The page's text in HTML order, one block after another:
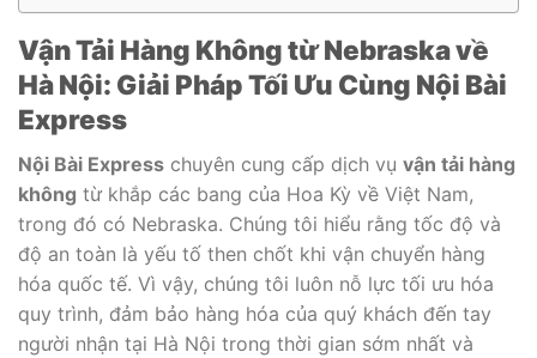
Vận Tải Hàng Không từ Nebraska về
Hà Nội: Giải Pháp Tối Ưu Cùng Nội Bài
Express
Nội Bài Express chuyên cung cấp dịch vụ vận tải hàng
không từ khắp các bang của Hoa Kỳ về Việt Nam,
trong đó có Nebraska. Chúng tôi hiểu rằng tốc độ và
độ an toàn là yếu tố then chốt khi vận chuyển hàng
hóa quốc tế. Vì vậy, chúng tôi luôn nỗ lực tối ưu hóa
quy trình, đảm bảo hàng hóa của quý khách đến tay
người nhận tại Hà Nội trong thời gian sớm nhất và